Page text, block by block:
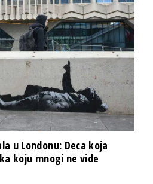
u Londonu: Deca koja
koju mnogi ne vide